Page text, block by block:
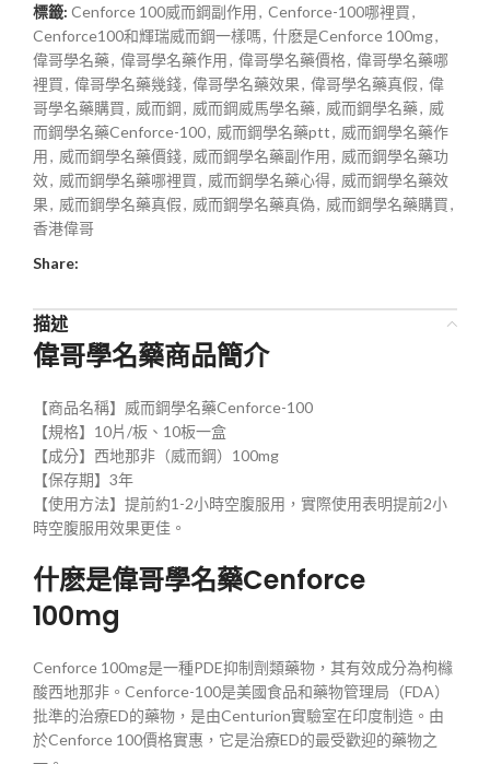
標籤: Cenforce 100威而鋼副作用, Cenforce-100哪裡買,
Cenforce100和輝瑞威而鋼一樣嗎, 什麽是Cenforce 100mg,
偉哥學名藥, 偉哥學名藥作用, 偉哥學名藥價格, 偉哥學名藥哪
裡買, 偉哥學名藥幾錢, 偉哥學名藥效果, 偉哥學名藥真假, 偉
哥學名藥購買, 威而鋼, 威而鋼威馬學名藥, 威而鋼學名藥, 威
而鋼學名藥Cenforce-100, 威而鋼學名藥ptt, 威而鋼學名藥作
用, 威而鋼學名藥價錢, 威而鋼學名藥副作用, 威而鋼學名藥功
效, 威而鋼學名藥哪裡買, 威而鋼學名藥心得, 威而鋼學名藥效
果, 威而鋼學名藥真假, 威而鋼學名藥真偽, 威而鋼學名藥購買,
香港偉哥
Share:
描述
偉哥學名藥商品簡介
【商品名稱】威而鋼學名藥Cenforce-100
【規格】10片/板、10板一盒
【成分】西地那非（威而鋼）100mg
【保存期】3年
【使用方法】提前約1-2小時空腹服用，實際使用表明提前2小
時空腹服用效果更佳。
什麽是偉哥學名藥Cenforce
100mg
Cenforce 100mg是一種PDE抑制劑類藥物，其有效成分為枸櫞
酸西地那非。Cenforce-100是美國食品和藥物管理局（FDA）
批準的治療ED的藥物，是由Centurion實驗室在印度制造。由
於Cenforce 100價格實惠，它是治療ED的最受歡迎的藥物之